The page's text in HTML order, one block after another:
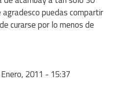
puedas compartir
curarse por lo menos de
2011 - 15:37